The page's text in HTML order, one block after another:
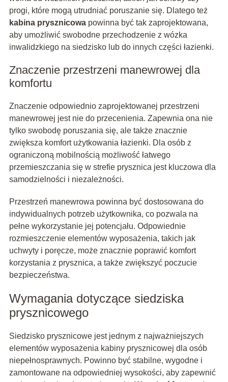
progi, które mogą utrudniać poruszanie się. Dlatego też
kabina prysznicowapowinna być tak zaprojektowana,
aby umożliwić swobodne przechodzenie z wózka
inwalidzkiego na siedzisko lub do innych części łazienki.
Znaczenie przestrzeni manewrowej dla
komfortu
Znaczenie odpowiednio zaprojektowanej przestrzeni
manewrowej jest nie do przecenienia. Zapewnia ona nie
tylko swobodę poruszania się, ale także znacznie
zwiększa komfort użytkowania łazienki. Dla osób z
ograniczoną mobilnością możliwość łatwego
przemieszczania się w strefie prysznica jest kluczowa dla
samodzielności i niezależności.
Przestrzeń manewrowa powinna być dostosowana do
indywidualnych potrzeb użytkownika, co pozwala na
pełne wykorzystanie jej potencjału. Odpowiednie
rozmieszczenie elementów wyposażenia, takich jak
uchwyty i poręcze, może znacznie poprawić komfort
korzystania z prysznica, a także zwiększyć poczucie
bezpieczeństwa.
Wymagania dotyczące siedziska
prysznicowego
Siedzisko prysznicowe jest jednym z najważniejszych
elementów wyposażenia kabiny prysznicowej dla osób
niepełnosprawnych. Powinno być stabilne, wygodne i
zamontowane na odpowiedniej wysokości, aby zapewnić